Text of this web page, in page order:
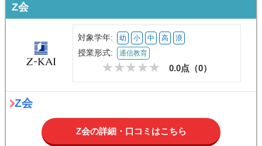
Z会
対象学年: 幼 小 中 高 浪
授業形式: 通信教育
0.0点（0）
Z会
Z会の詳細・口コミはこちら